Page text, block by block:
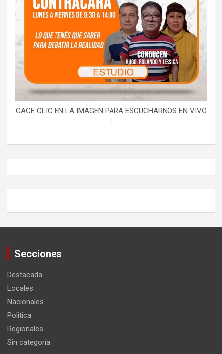
CACE CLIC EN LA IMAGEN PARA ESCUCHARNOS EN VIVO
!
Secciones
Destacada
Locales
Nacionales
Politica
Regionales
Sin categoría